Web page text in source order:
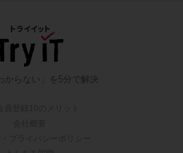
からない」を5分で解決